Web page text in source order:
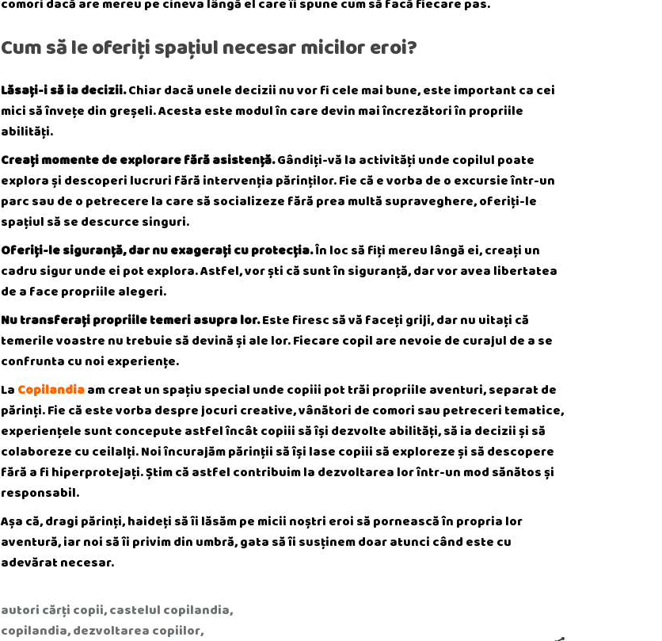
comori dacă are mereu pe cineva lângă el care îi spune cum să facă fiecare pas.
Cum să le oferiți spațiul necesar miciloreroi?
Lăsați-i să ia decizii.Chiar dacă unele decizii nu vor fi cele mai bune, este important ca cei
mici să învețe din greșeli. Acesta este modul în care devin mai încrezători în propriile
abilități.
Creați momente de explorare fără asistență.Gândiți-vă la activități unde copilul poate
explora și descoperi lucruri fără intervenția părinților. Fie că e vorba de o excursie într-un
parc sau de o petrecere la care să socializeze fără prea multă supraveghere, oferiți-le
spațiul să se descurce singuri.
Oferiți-le siguranță, dar nu exagerați cu protecția.În loc să fiți mereu lângă ei, creați un
cadru sigur unde ei pot explora. Astfel, vor ști că sunt în siguranță, dar vor avea libertatea
de a face propriile alegeri.
Nu transferați propriile temeri asupra lor.Este firesc să vă faceți griji, dar nu uitați că
temerile voastre nu trebuie să devină și ale lor. Fiecare copil are nevoie de curajul de a se
confrunta cu noi experiențe.
La Copilandiaam creat un spațiu special unde copiii pot trăi propriile aventuri, separat de
părinți. Fie că este vorba despre jocuri creative, vânători de comori sau petreceri tematice,
experiențele sunt concepute astfel încât copiii să își dezvolte abilități, să ia decizii și să
colaboreze cu ceilalți. Noi încurajăm părinții să își lase copiii să exploreze și să descopere
fără a fi hiperprotejați. Știm că astfel contribuim la dezvoltarea lor într-un mod sănătos și
responsabil.
Așa că, dragi părinți, haideți să îi lăsăm pe micii noștri eroi să pornească în propria lor
aventură, iar noi să îi privim din umbră, gata să îi susținem doar atunci când este cu
adevărat necesar.
autori cărți copii,castelul copilandia,
copilandia,dezvoltarea copiilor,